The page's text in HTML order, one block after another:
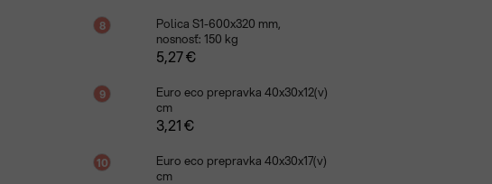
Polica S1-600x320 mm,
nosnosť: 150 kg
5,27 €
Euro eco prepravka 40x30x12(v)
cm
3,21 €
Euro eco prepravka 40x30x17(v)
cm